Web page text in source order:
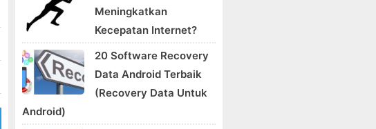
Meningkatkan
Kecepatan Internet?
20 Software Recovery
Data Android Terbaik
(Recovery Data Untuk
Android)